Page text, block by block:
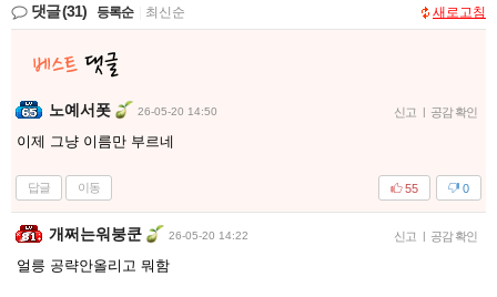
댓글(31) 등록순 최신순 새로고침
노예서폿 26-05-20 14:50 신고 | 공감 확인
이제 그냥 이름만 부르네
답글 이동 0
55
개쩌는워붕쿤 26-05-20 14:22 신고 | 공감 확인
얼릉 공략안올리고 뭐함